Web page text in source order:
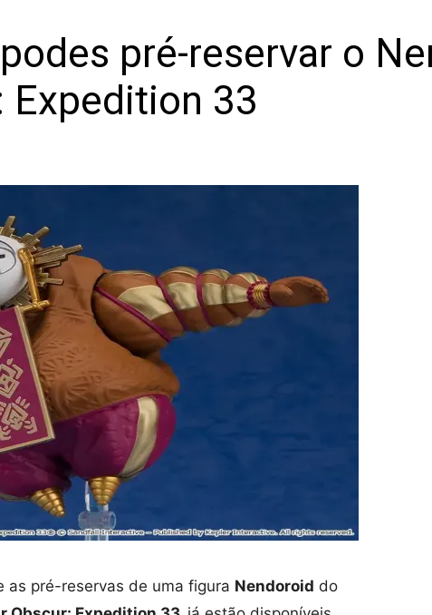
pré-reservar o
Expedition 33
as pré-reservas de uma figura Nendoroid do